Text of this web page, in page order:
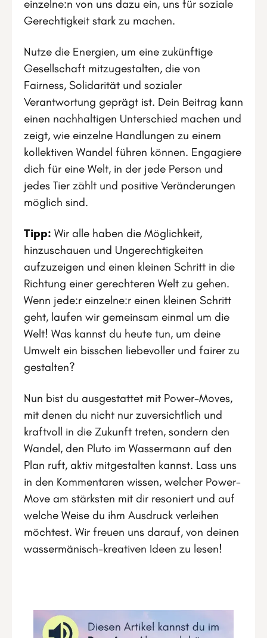
einzelne:n von uns dazu ein, uns für soziale
Gerechtigkeit stark zu machen.
Nutze die Energien, um eine zukünftige
Gesellschaft mitzugestalten, die von
Fairness, Solidarität und sozialer
Verantwortung geprägt ist. Dein Beitrag kann
einen nachhaltigen Unterschied machen und
zeigt, wie einzelne Handlungen zu einem
kollektiven Wandel führen können. Engagiere
dich für eine Welt, in der jede Person und
jedes Tier zählt und positive Veränderungen
möglich sind.
Tipp: Wir alle haben die Möglichkeit,
hinzuschauen und Ungerechtigkeiten
aufzuzeigen und einen kleinen Schritt in die
Richtung einer gerechteren Welt zu gehen.
Wenn jede:r einzelne:r einen kleinen Schritt
geht, laufen wir gemeinsam einmal um die
Welt! Was kannst du heute tun, um deine
Umwelt ein bisschen liebevoller und fairer zu
gestalten?
Nun bist du ausgestattet mit Power-Moves,
mit denen du nicht nur zuversichtlich und
kraftvoll in die Zukunft treten, sondern den
Wandel, den Pluto im Wassermann auf den
Plan ruft, aktiv mitgestalten kannst. Lass uns
in den Kommentaren wissen, welcher Power-
Move am stärksten mit dir resoniert und auf
welche Weise du ihm Ausdruck verleihen
möchtest. Wir freuen uns darauf, von deinen
wassermänisch-kreativen Ideen zu lesen!